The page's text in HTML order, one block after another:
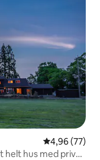
4,96 ud af 5 i
4,96 (77)
helt hus med privat